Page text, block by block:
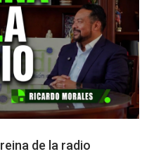
de la radio